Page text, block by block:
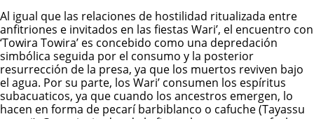
Al igual que las relaciones de hostilidad ritualizada entre
anfitriones e invitados en las fiestas Wari’, el encuentro con
‘Towira Towira’ es concebido como una depredación
simbólica seguida por el consumo y la posterior
resurrección de la presa, ya que los muertos reviven bajo
el agua. Por su parte, los Wari’ consumen los espíritus
subacuaticos, ya que cuando los ancestros emergen, lo
hacen en forma de pecarí barbiblanco o cafuche (Tayassu